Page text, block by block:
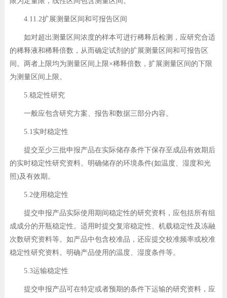
4.11.2扩展测量区间和可报告区间
如对超出测量区间浓度的样本可进行稀释后检测，应研究合适
的稀释液和稀释倍数，从而确定试剂的扩展测量区间和可报告区
间。两者上限均为测量区间上限×稀释倍数，扩展测量区间的下限
为测量区间上限。
5.稳定性研究
一般应包含研究方案、报告和数据三部分内容。
5.1实时稳定性
提交至少三批申报产品在实际储存条件下保存至成品有效期后
的实时稳定性研究资料。明确储存的环境条件(如温度、湿度和光
照)及有效期。
5.2使用稳定性
提交申报产品实际使用期间稳定性的研究资料，应包括所有组
成成分的开瓶稳定性。适用时提交复溶稳定性、机载稳定性及冻融
次数研究资料等。如产品中包含校准品，还应提交校准频率或校准
稳定性研究资料。明确产品使用的温度、湿度条件等。
5.3运输稳定性
提交申报产品可在特定或者预期的条件下运输的研究资料，应